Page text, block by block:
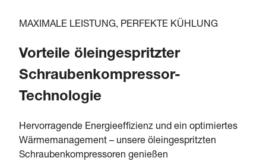
MAXIMALE LEISTUNG, PERFEKTE KÜHLUNG
Vorteile öleingespritzter
Schraubenkompressor-
Technologie
Hervorragende Energieeffizienz und ein optimiertes
Wärmemanagement – unsere öleingespritzten
Schraubenkompressoren genießen